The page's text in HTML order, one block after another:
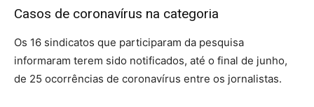
Casos de coronavírus na categoria
Os 16 sindicatos que participaram da pesquisa
informaram terem sido notificados, até o final de junho,
de 25 ocorrências de coronavírus entre os jornalistas.